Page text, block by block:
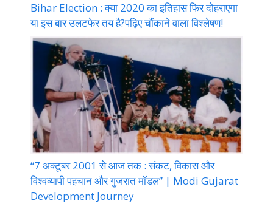
Bihar Election : क्या 2020 का इतिहास फिर दोहराएगा
या इस बार उलटफेर तय है?पढ़िए चौंकाने वाला विश्लेषण!
“7 अक्टूबर 2001 से आज तक : संकट, विकास और
विश्वव्यापी पहचान और गुजरात मॉडल” | Modi Gujarat
Development Journey